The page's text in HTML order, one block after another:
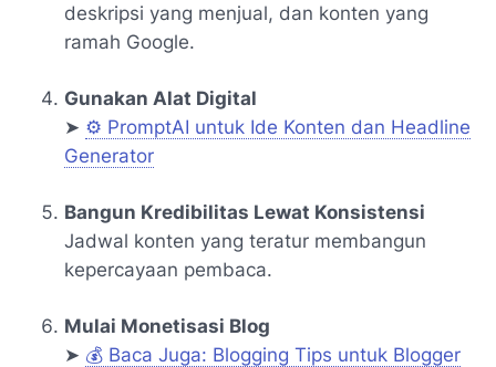
deskripsi yang menjual, dan konten yang
ramah Google.
Gunakan Alat Digital
➤ ⚙️ PromptAI untuk Ide Konten dan Headline
Generator
Bangun Kredibilitas Lewat Konsistensi
Jadwal konten yang teratur membangun
kepercayaan pembaca.
Mulai Monetisasi Blog
➤ 💰 Baca Juga: Blogging Tips untuk Blogger